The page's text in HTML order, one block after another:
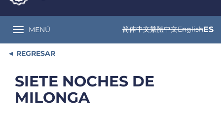
Toggle navigation
MENÚ 简体中文繁體中文EnglishES
REGRESAR
SIETE NOCHES DE
MILONGA